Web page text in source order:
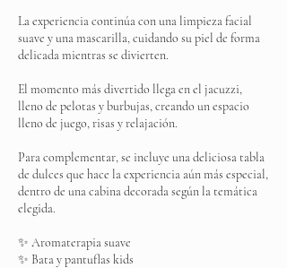
La experiencia continúa con una limpieza facial
suave y una mascarilla, cuidando su piel de forma
delicada mientras se divierten.
El momento más divertido llega en el jacuzzi,
lleno de pelotas y burbujas, creando un espacio
lleno de juego, risas y relajación.
Para complementar, se incluye una deliciosa tabla
de dulces que hace la experiencia aún más especial,
dentro de una cabina decorada según la temática
elegida.
✨ Aromaterapia suave
✨ Bata y pantuflas kids